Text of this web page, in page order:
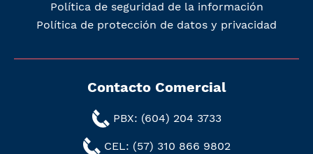
Política de seguridad de la información
Política de protección de datos y privacidad
Contacto Comercial
PBX: (604) 204 3733
CEL: (57) 310 866 9802